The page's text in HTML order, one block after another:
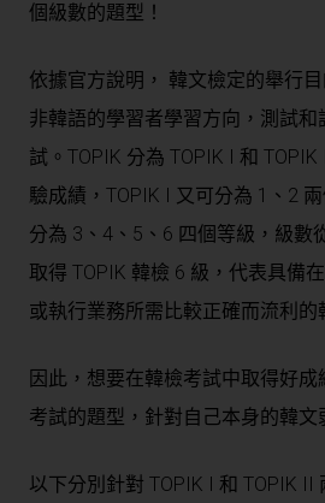
個級數的題型！
依據官方說明， 韓文檢定的舉行
非韓語的學習者學習方向，測試
試。TOPIK 分為 TOPIK I 和
驗成績，TOPIK I 又可分為 1、2
分為 3、4、5、6 四個等級，級數
取得 TOPIK 韓檢 6 級，代表具備
或執行業務所需比較正確而流利的
因此，想要在韓檢考試中取得好
考試的題型，針對自己本身的韓文
以下分別針對 TOPIK I 和 TOPIK II